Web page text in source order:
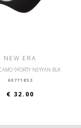
NEW ERA
9FORTY NEYYAN BLK
60771853
€ 32.00